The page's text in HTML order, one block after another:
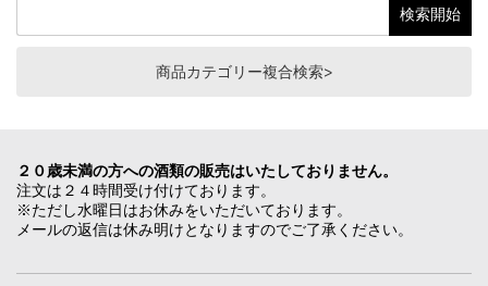
商品カテゴリー複合検索>
２０歳未満の方への酒類の販売はいたしておりません。
注文は２４時間受け付けております。
※ただし水曜日はお休みをいただいております。
メールの返信は休み明けとなりますのでご了承ください。